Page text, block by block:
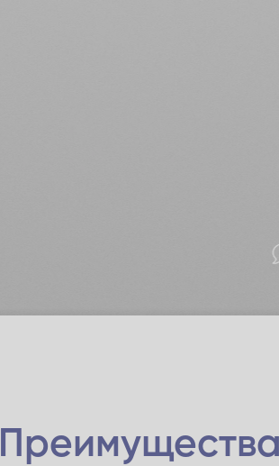
Преимущества